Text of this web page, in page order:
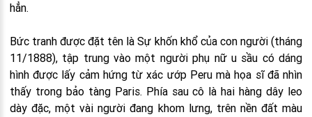
hẳn.
Bức tranh được đặt tên là Sự khốn khổ của con người (tháng
11/1888), tập trung vào một người phụ nữ u sầu có dáng
hình được lấy cảm hứng từ xác ướp Peru mà họa sĩ đã nhìn
thấy trong bảo tàng Paris. Phía sau cô là hai hàng dây leo
dày đặc, một vài người đang khom lưng, trên nền đất màu